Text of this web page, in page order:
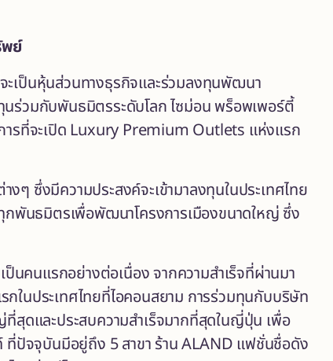
ย์
ะเป็นหุ้นส่วนทางธุรกิจและร่วมลงทุนพัฒนา
นร่วมกับพันธมิตรระดับโลก ไซม่อน พร็อพเพอร์ตี้
รที่จะเปิด Luxury Premium Outlets แห่งแรก
ซึ่งมีความประสงค์จะเข้ามาลงทุนในประเทศไทย
กพันธมิตรเพื่อพัฒนาโครงการเมืองขนาดใหญ่ ซึ่ง
นคนแรกอย่างต่อเนื่อง จากความสำเร็จที่ผ่านมา
ในประเทศไทยที่ไอคอนสยาม การร่วมทุนกับบริษัท
สุดและประสบความสำเร็จมากที่สุดในญี่ปุ่น เพื่อ
ที่ปัจจุบันมีอยู่ถึง 5 สาขา ร้าน ALAND แฟชั่นชื่อดัง